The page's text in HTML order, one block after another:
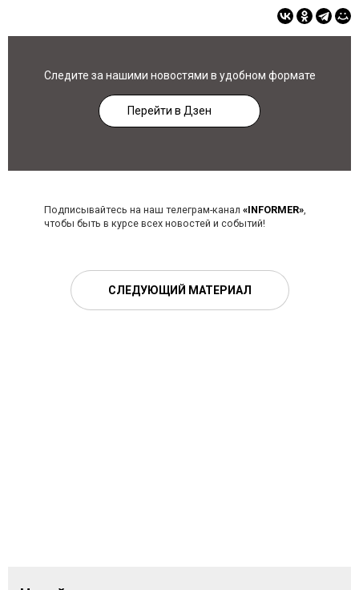
Следите за нашими новостями в удобном формате
Перейти в Дзен
Подписывайтесь на наш телеграм-канал «INFORMER»,
чтобы быть в курсе всех новостей и событий!
СЛЕДУЮЩИЙ МАТЕРИАЛ